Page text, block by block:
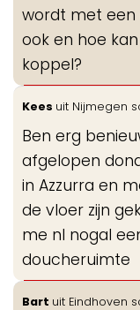
wordt met een
ook en hoe
koppel?
Kees uit Nijmegen
Ben erg
afgelopen
in Azzurra en
de vloer zijn
me nl nogal
doucheruimte
Bart uit Eindhoven